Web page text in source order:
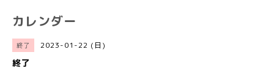
カレンダー
終了 2023-01-22 (日)
終了